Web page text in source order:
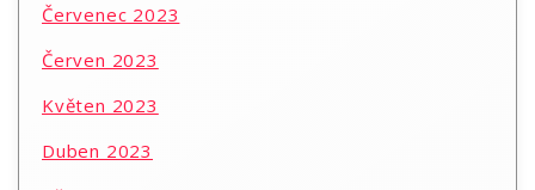
Červenec 2023
Červen 2023
Květen 2023
Duben 2023